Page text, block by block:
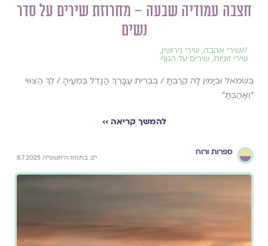
חצבה עמודיה שבעה – מחרוזת שירים על סדר
נשים
//שירי אהבה, שירי גירושין,
שירי זוגיות, שירים על הגוף
בִּשְׂמֹאל וּבְיָמִין לָהּ קֵרַבְתָּ / בִּבְרִית עֻבָּרְךָ הַגָּדֵל בְּמֵעֶיהָ / לְךָ הַצִּוּוּי
"וְאָהַבְתָּ"
להמשך קריאה ››
ספרות ורוח
י״ב בתמוז ה׳תשפ״ה 8.7.2025